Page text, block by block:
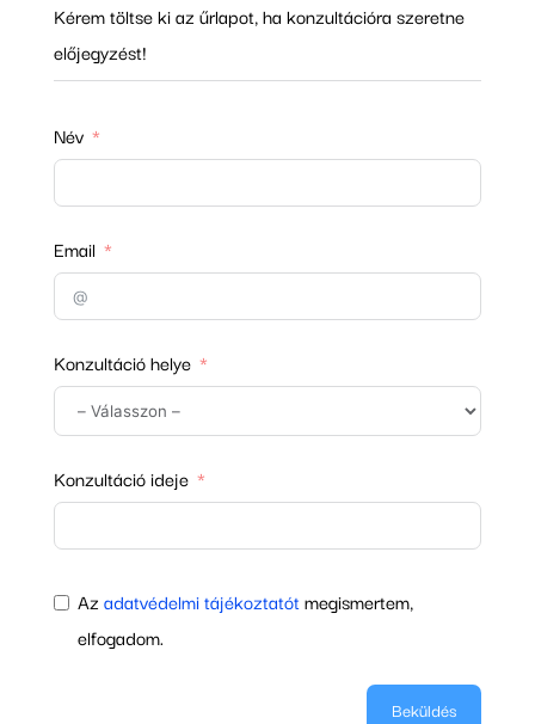
Kérem töltse ki az űrlapot, ha konzultációra szeretne
előjegyzést!
Név
Email
Konzultáció helye
Konzultáció ideje
Az adatvédelmi tájékoztatótmegismertem,
elfogadom.
Beküldés